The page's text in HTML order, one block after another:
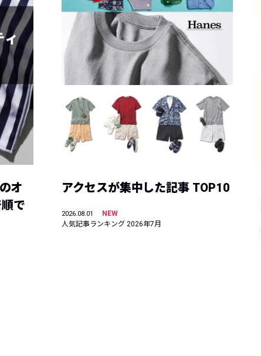
オ
で
アクセスが集中した記事 TOP10
2026.08.01
NEW
人気記事ランキング 2026年7月